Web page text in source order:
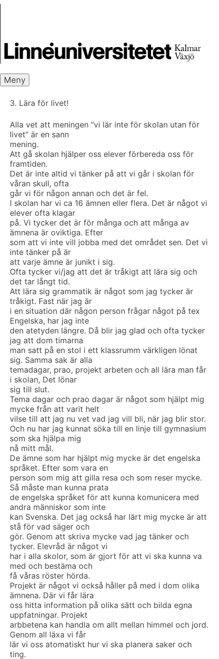
Meny
3. Lära för livet!
Alla vet att meningen ”vi lär inte för skolan utan för
livet” är en sann
mening.
Att gå skolan hjälper oss elever förbereda oss för
framtiden.
Det är inte altid vi tänker på att vi går i skolan för
våran skull, ofta
går vi för någon annan och det är fel.
I skolan har vi ca 16 ämnen eller flera. Det är något vi
elever ofta klagar
på. Vi tycker det är för många och att många av
ämnena är oviktiga. Efter
som att vi inte vill jobba med det området sen. Det vi
inte tänker på är
att varje ämne är junikt i sig.
Ofta tycker vi/jag att det är tråkigt att lära sig och
det tar långt tid.
Att lära sig grammatik är något som jag tycker är
tråkigt. Fast när jag är
i en situation där någon person frågar något på tex
Engelska, har jag inte
den atetyden längre. Då blir jag glad och ofta tycker
jag att dom timarna
man satt på en stol i ett klassrumm värkligen lönat
sig. Samma sak är alla
temadagar, prao, projekt arbeten och all lära man får
i skolan, Det lönar
sig till slut.
Tema dagar och prao dagar är något som hjälpt mig
mycke från att varit helt
vilse till att jag nu vet vad jag vill bli, när jag blir stor.
Och nu har jag kunnat söka till en linje till gymnasium
som ska hjälpa mig
nå mitt mål.
De ämne som har hjälpt mig mycke är det engelska
språket. Efter som vara en
person som mig att gilla resa och som reser mycke.
Så måste man kunna prata
de engelska språket för att kunna komunicera med
andra människor som inte
kan Svenska. Det jag också har lärt mig mycke är att
stå för vad säger och
gör. Genom att skriva mycke vad jag tänker och
tycker. Elevråd är något vi
har i alla skolor, som är gjort för att vi ska kunna va
med och bestäma och
få våras röster hörda.
Projekt är något vi också håller på med i dom olika
ämnena. Där vi får lära
oss hitta information på olika sätt och bilda egna
uppfatningar. Projekt
arbbetena kan handla om allt mellan himmel och jord.
Genom all läxa vi får
lär vi oss atomatiskt hur vi ska planera saker och
ting.